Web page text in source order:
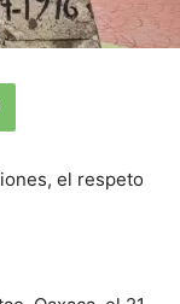
el respeto